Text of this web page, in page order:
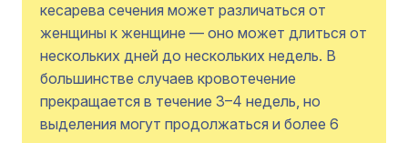
кесарева сечения может различаться от
женщины к женщине — оно может длиться от
нескольких дней до нескольких недель. В
большинстве случаев кровотечение
прекращается в течение 3–4 недель, но
выделения могут продолжаться и более 6